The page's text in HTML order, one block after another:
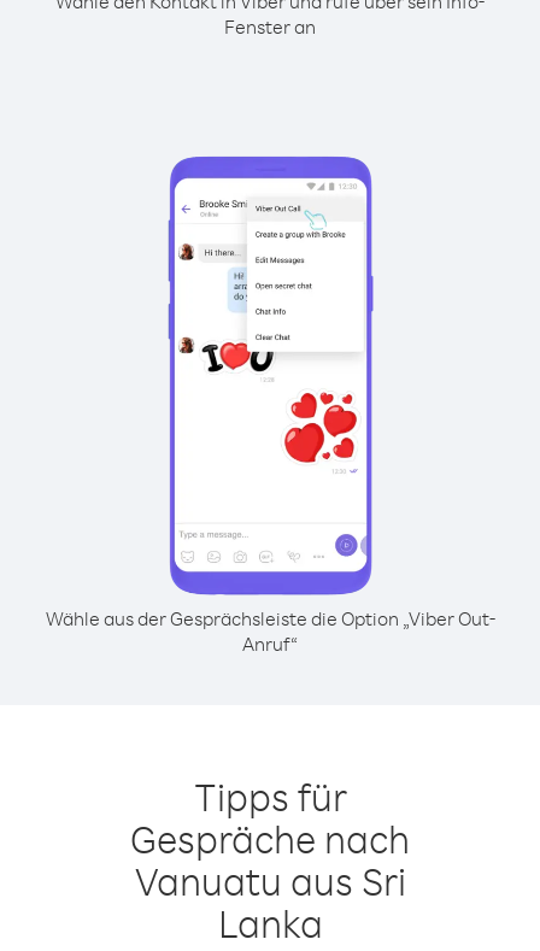
Fenster an
Wähle aus der Gesprächsleiste die Option „Viber Out-
Anruf“
Tipps für
Gespräche nach
Vanuatu aus Sri
Lanka